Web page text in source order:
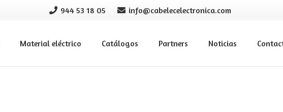
944 53 18 05 info@cabelecelectronica.com
Material eléctrico Catálogos Partners Noticias